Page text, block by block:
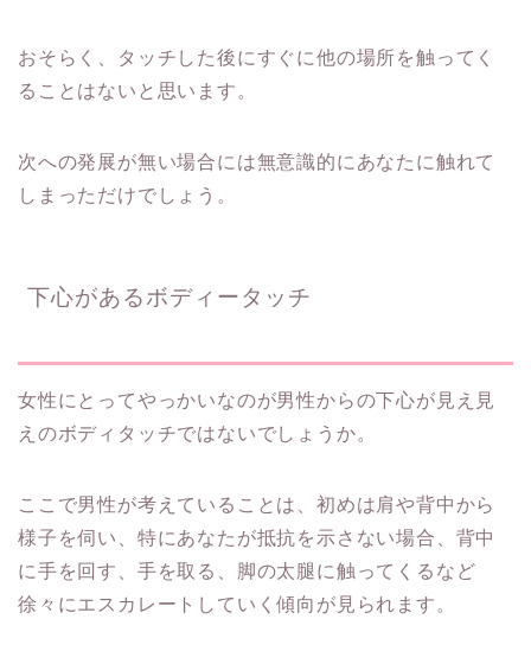
おそらく、タッチした後にすぐに他の場所を触ってく
ることはないと思います。
次への発展が無い場合には無意識的にあなたに触れて
しまっただけでしょう。
下心があるボディータッチ
女性にとってやっかいなのが男性からの下心が見え見
えのボディタッチではないでしょうか。
ここで男性が考えていることは、初めは肩や背中から
様子を伺い、特にあなたが抵抗を示さない場合、背中
に手を回す、手を取る、脚の太腿に触ってくるなど
徐々にエスカレートしていく傾向が見られます。